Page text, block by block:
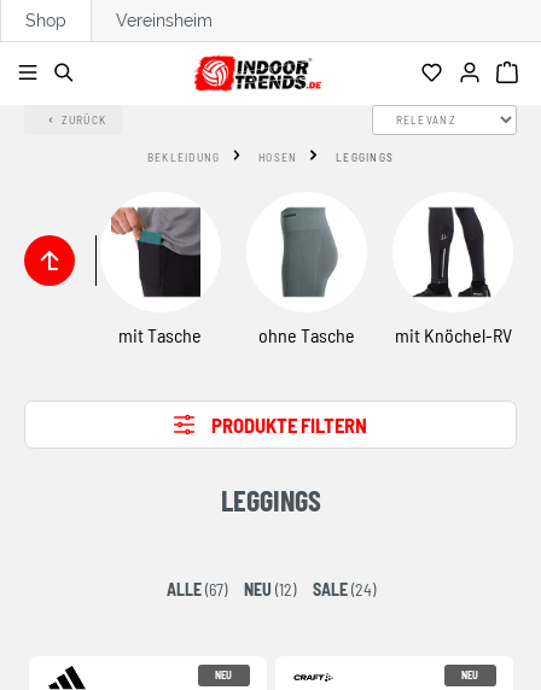
springen
Shop Vereinsheim
ZURÜCK
BEKLEIDUNG HOSEN LEGGINGS
mit Tasche ohne Tasche mit Knöchel-RV
PRODUKTE FILTERN
LEGGINGS
ALLE(67) NEU (12) SALE(24)
NEU NEU